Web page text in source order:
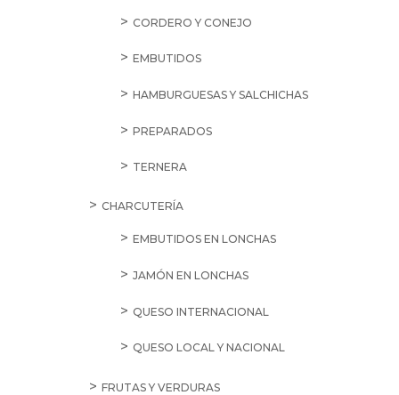
CORDERO Y CONEJO
EMBUTIDOS
HAMBURGUESAS Y SALCHICHAS
PREPARADOS
TERNERA
CHARCUTERÍA
EMBUTIDOS EN LONCHAS
JAMÓN EN LONCHAS
QUESO INTERNACIONAL
QUESO LOCAL Y NACIONAL
FRUTAS Y VERDURAS